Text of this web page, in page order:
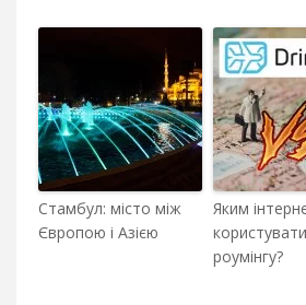
Стамбул: місто між
Європою і Азією
Яким
роумінгу?